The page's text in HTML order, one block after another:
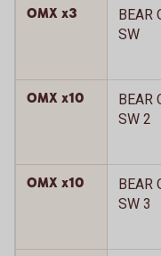
OMX x3
BEAR
SW
OMX x10
BEAR
SW 2
OMX x10
BEAR
SW 3